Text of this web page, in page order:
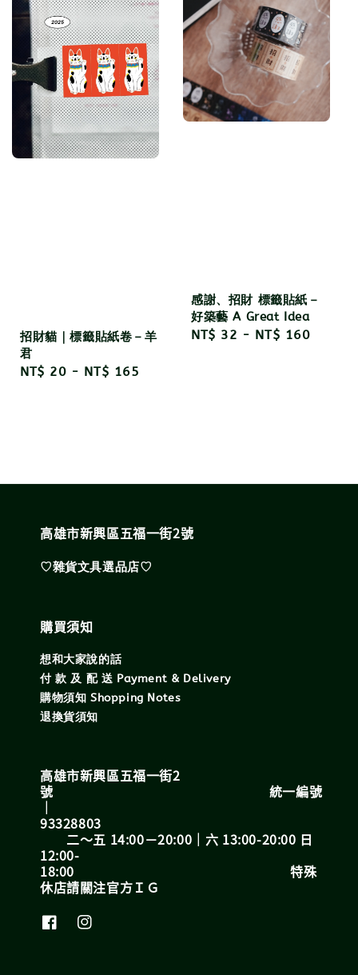
招財貓｜標籤貼紙卷－羊
君
Regular
NT$ 20 - NT$ 165
感謝、招財 標籤貼紙－
好築藝 A Great Idea
Regular
NT$ 32 - NT$ 160
高雄市新興區五福一街2號
♡雜貨文具選品店♡
購買須知
想和大家說的話
付 款 及 配 送 Payment & Delivery
購物須知 Shopping Notes
退換貨須知
高雄市新興區五福一街2
號 統一編號
｜
93328803
二～五 14:00－20:00｜六 13:00-20:00 日
12:00-
18:00 特殊
休店請關注官方ＩＧ